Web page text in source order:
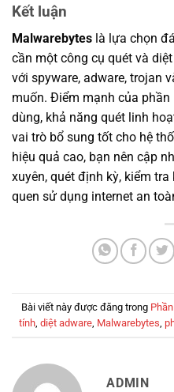
Kết luận
Malwarebytes là lựa chọn
cần một công cụ quét và
với spyware, adware, trojan
muốn. Điểm mạnh của
dùng, khả năng quét linh
vai trò bổ sung tốt cho hệ
hiệu quả cao, bạn nên cập
xuyên, quét định kỳ, kiểm
quen sử dụng internet an
Bài viết này được đăng trong
tính diệt adware Malwarebytes
ADMIN